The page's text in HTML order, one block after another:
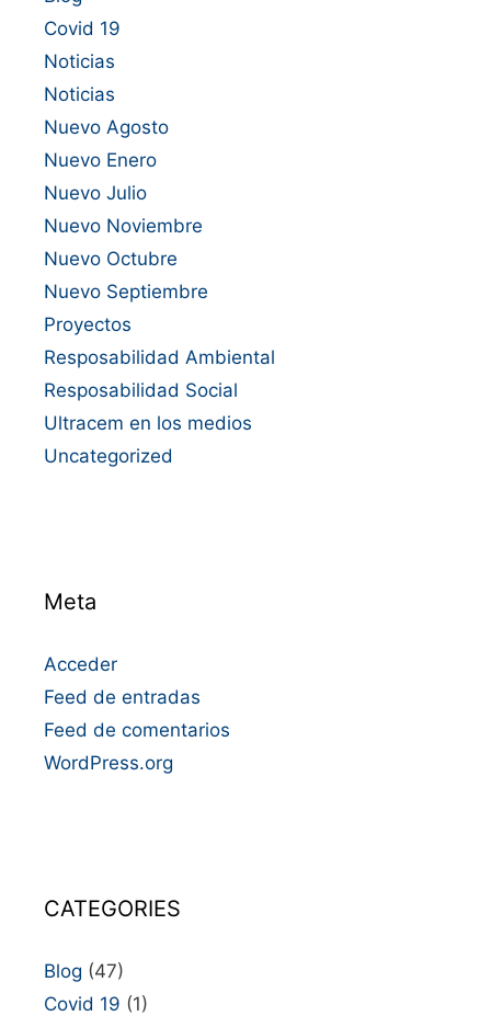
Covid 19
Noticias
Noticias
Nuevo Agosto
Nuevo Enero
Nuevo Julio
Nuevo Noviembre
Nuevo Octubre
Nuevo Septiembre
Proyectos
Resposabilidad Ambiental
Resposabilidad Social
Ultracem en los medios
Uncategorized
Meta
Acceder
Feed de entradas
Feed de comentarios
WordPress.org
CATEGORIES
Blog (47)
Covid 19 (1)